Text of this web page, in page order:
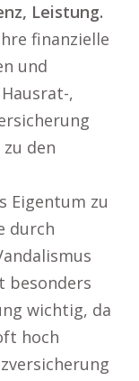
Leistung.
finanzielle
und
,
den
Eigentum zu
durch
besonders
wichtig, da
hoch